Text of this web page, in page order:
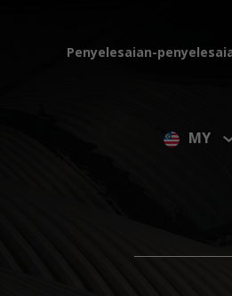
Penyelesaian-
MY